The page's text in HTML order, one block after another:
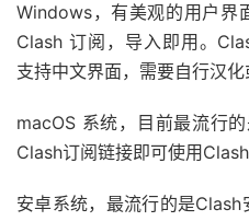
Windows，有美观的用户界
Clash 订阅，导入即用。
支持中文界面，需要自行汉化
macOS 系统，目前最流行
Clash订阅链接即可使用
安卓系统，最流行的是